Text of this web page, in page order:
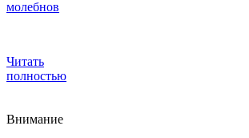
Читать
полностью
Внимание